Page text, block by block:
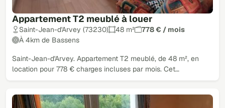
Appartement T2 meublé à louer
Saint-Jean-d'Arvey (73230) 48 m²
778 € / mois
À 4km de Bassens
Saint-Jean-d'Arvey. Appartement T2 meublé, de 48 m², en
location pour 778 € charges incluses par mois. Cet…